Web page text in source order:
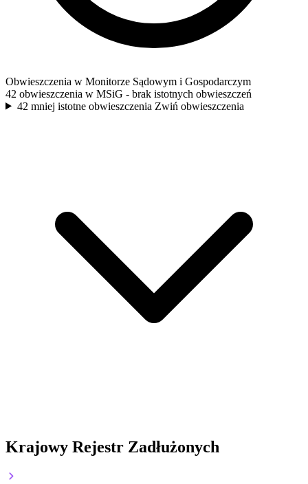
Obwieszczenia w Monitorze Sądowym i Gospodarczym
42 obwieszczenia w MSiG - brak istotnych obwieszczeń
42 mniej istotne obwieszczenia Zwiń obwieszczenia
Krajowy Rejestr Zadłużonych